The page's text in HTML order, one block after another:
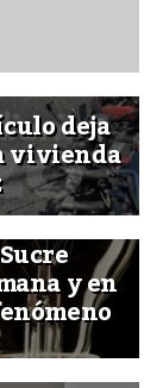
deja
vivienda
y en